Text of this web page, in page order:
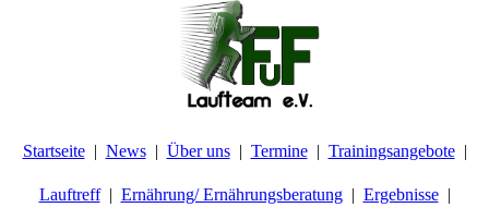
Startseite News Über uns Termine Trainingsangebote
Lauftreff Ernährung/ Ernährungsberatung Ergebnisse